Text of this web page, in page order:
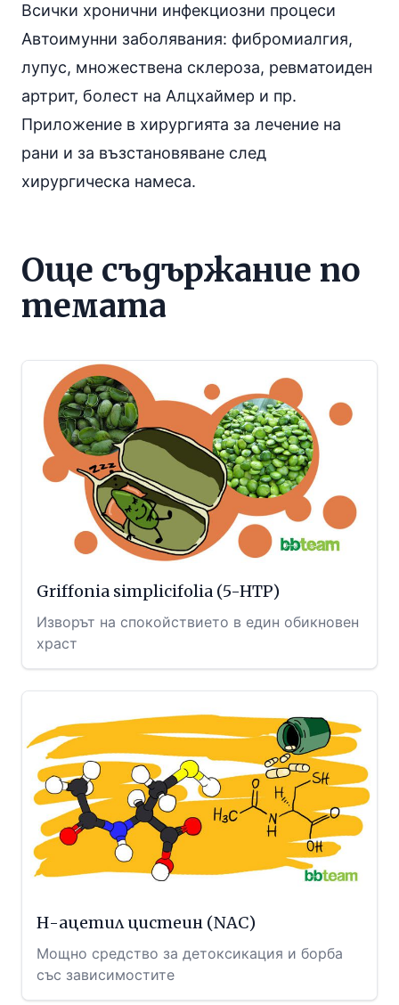
Всички хронични инфекциозни процеси
Автоимунни заболявания: фибромиалгия,
лупус, множествена склероза, ревматоиден
артрит, болест на Алцхаймер и пр.
Приложение в хирургията за лечение на
рани и за възстановяване след
хирургическа намеса.
Още съдържание по
темата
Griffonia simplicifolia (5-HTP)
Изворът на спокойствието в един обикновен
храст
Н-ацетил цистеин (NAC)
Мощно средство за детоксикация и борба
със зависимостите